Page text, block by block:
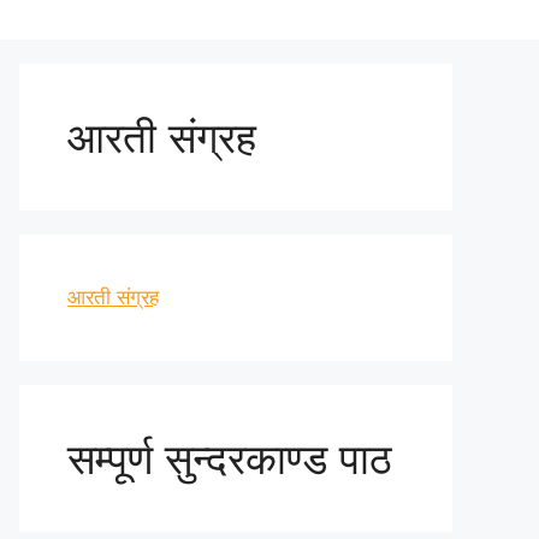
आरती संग्रह
आरती संग्रह
सम्पूर्ण सुन्दरकाण्ड पाठ